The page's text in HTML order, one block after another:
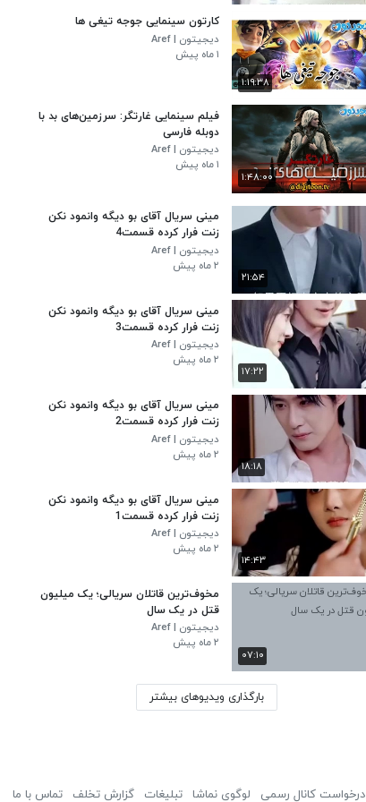
۱:۱۹:۳۸
کارتون سینمایی جوجه تیغی ها
دیجیتون | Aref
۱ ماه پیش
۱:۴۸:۰۰
فیلم سینمایی غارتگر: سرزمین‌های بد با
دوبله فارسی
دیجیتون | Aref
۱ ماه پیش
۲۱:۵۴
مینی سریال آقای بو دیگه وانمود نکن
زنت فرار کرده قسمت4
دیجیتون | Aref
۲ ماه پیش
۱۷:۲۲
مینی سریال آقای بو دیگه وانمود نکن
زنت فرار کرده قسمت3
دیجیتون | Aref
۲ ماه پیش
۱۸:۱۸
مینی سریال آقای بو دیگه وانمود نکن
زنت فرار کرده قسمت2
دیجیتون | Aref
۲ ماه پیش
۱۴:۴۳
مینی سریال آقای بو دیگه وانمود نکن
زنت فرار کرده قسمت1
دیجیتون | Aref
۲ ماه پیش
۰۷:۱۰
مخوف‌ترین قاتلان سریالی؛ یک میلیون
قتل در یک سال
دیجیتون | Aref
۲ ماه پیش
بارگذاری ویدیوهای بیشتر
درخواست کانال رسمی لوگوی نماشا تبلیغات گزارش تخلف تماس با ما